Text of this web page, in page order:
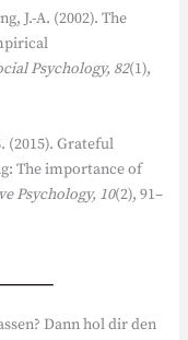
J.-A. (2002). The
Psychology, 82(1),
(2015). Grateful
The importance of
Psychology, 10(2), 91–
Dann hol dir den